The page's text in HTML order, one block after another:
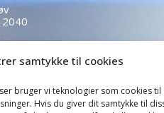
samtykke til cookies
bruger vi teknologier som cookies til
Hvis du giver dit samtykke til